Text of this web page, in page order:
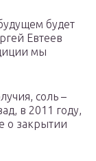
будет
Евтеев
мы
соль –
в 2011 году,
о закрытии